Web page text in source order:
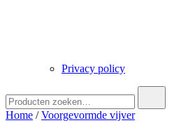
Privacy policy
naar:
Home /Voorgevormde vijver